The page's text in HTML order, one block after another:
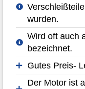
wurden.
Wird oft auch
bezeichnet.
Gutes Preis-
Der Motor ist